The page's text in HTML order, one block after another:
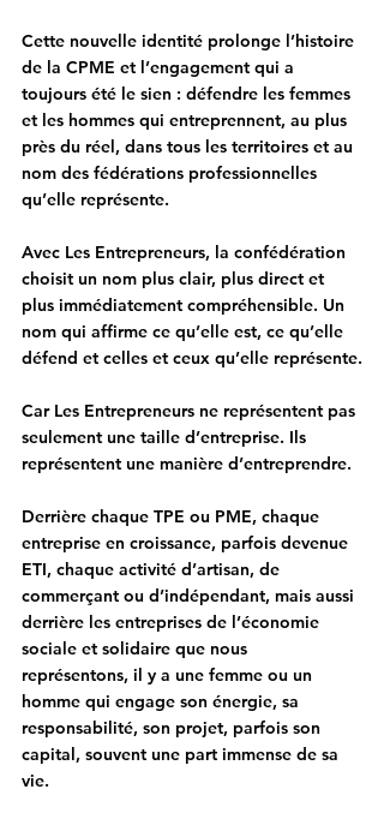
Cette nouvelle identité prolonge l’histoire
de la CPME et l’engagement qui a
toujours été le sien : défendre les femmes
et les hommes qui entreprennent, au plus
près du réel, dans tous les territoires et au
nom des fédérations professionnelles
qu’elle représente.
Avec Les Entrepreneurs, la confédération
choisit un nom plus clair, plus direct et
plus immédiatement compréhensible. Un
nom qui affirme ce qu’elle est, ce qu’elle
défend et celles et ceux qu’elle représente.
Car Les Entrepreneurs ne représentent pas
seulement une taille d’entreprise. Ils
représentent une manière d’entreprendre.
Derrière chaque TPE ou PME, chaque
entreprise en croissance, parfois devenue
ETI, chaque activité d’artisan, de
commerçant ou d’indépendant, mais aussi
derrière les entreprises de l’économie
sociale et solidaire que nous
représentons, il y a une femme ou un
homme qui engage son énergie, sa
responsabilité, son projet, parfois son
capital, souvent une part immense de sa
vie.